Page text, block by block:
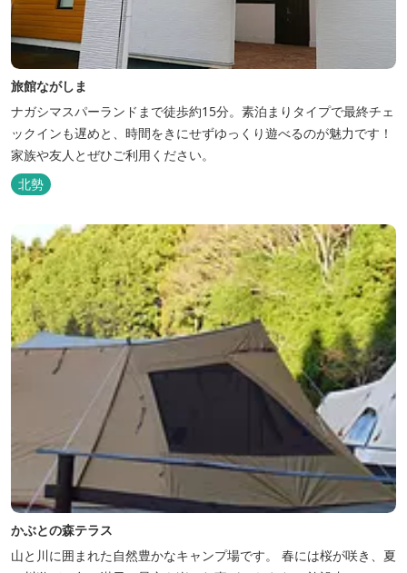
旅館ながしま
ナガシマスパーランドまで徒歩約15分。素泊まりタイプで最終チェ
ックインも遅めと、時間をきにせずゆっくり遊べるのが魅力です！
家族や友人とぜひご利用ください。
北勢
かぶとの森テラス
山と川に囲まれた自然豊かなキャンプ場です。 春には桜が咲き、夏